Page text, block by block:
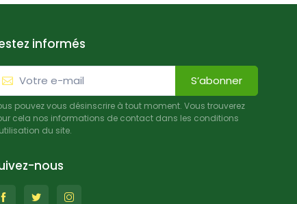
informés
S’abonner
pouvez vous désinscrire à tout moment. Vous trouverez
cela nos informations de contact dans les conditions
du site.
nous